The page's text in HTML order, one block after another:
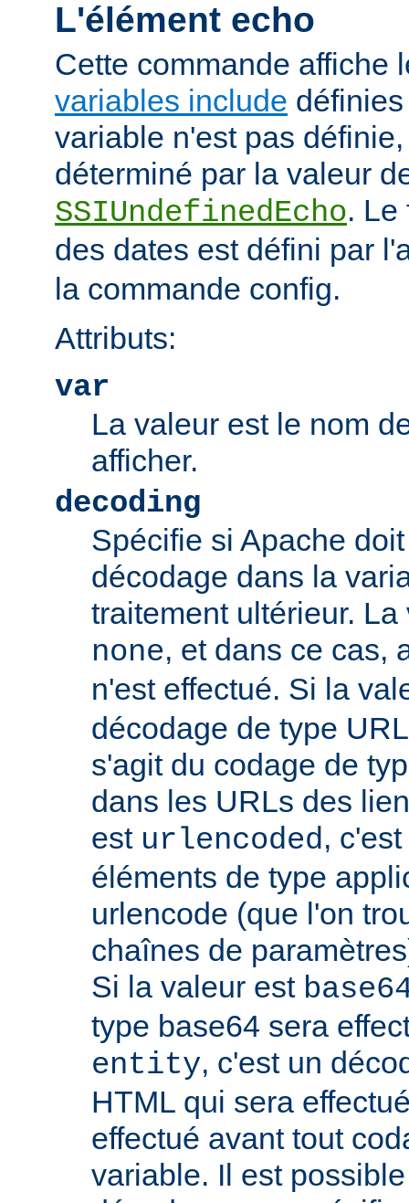
L'élément echo
Cette commande affiche
variables include
variable n'est pas
déterminé par la valeur
SSIUndefinedEcho. Le
des dates est défini par
la commande config.
Attributs:
var
La valeur est le nom
afficher.
decoding
Spécifie si Apache
décodage dans la
traitement ultérieur.
none, et dans ce cas,
n'est effectué. Si la
décodage de type
s'agit du codage de
dans les URLs des
est urlencoded,
éléments de type
urlencode (que l'on
chaînes de
Si la valeur est
type base64 sera
entity, c'est un
HTML qui sera
effectué avant tout
variable. Il est